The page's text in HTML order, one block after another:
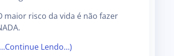
maior risco da vida é não fazer
Lendo…)